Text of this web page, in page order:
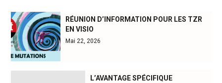
RÉUNION D’INFORMATION POUR LES TZR
EN VISIO
Mai 22, 2026
L’AVANTAGE SPÉCIFIQUE